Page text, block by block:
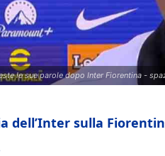
le sue parole dopo Inter Fiorentina -
dell’Inter sulla